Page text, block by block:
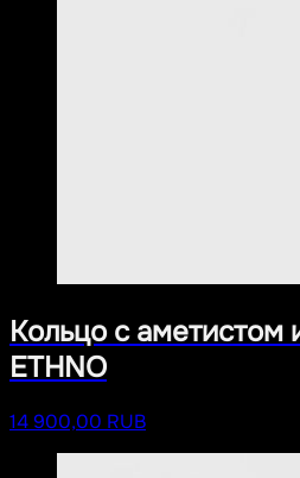
Кольцо с аметистом
ETHNO
14 900,00 RUB